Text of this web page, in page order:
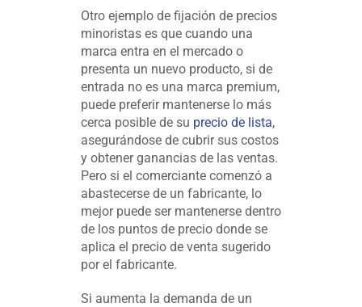
Otro ejemplo de fijación de precios
minoristas es que cuando una
marca entra en el mercado o
presenta un nuevo producto, si de
entrada no es una marca premium,
puede preferir mantenerse lo más
cerca posible de su precio de lista,
asegurándose de cubrir sus costos
y obtener ganancias de las ventas.
Pero si el comerciante comenzó a
abastecerse de un fabricante, lo
mejor puede ser mantenerse dentro
de los puntos de precio donde se
aplica el precio de venta sugerido
por el fabricante.
Si aumenta la demanda de un